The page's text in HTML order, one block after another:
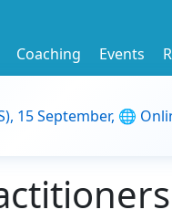
Coaching Events
15 September, 🌐